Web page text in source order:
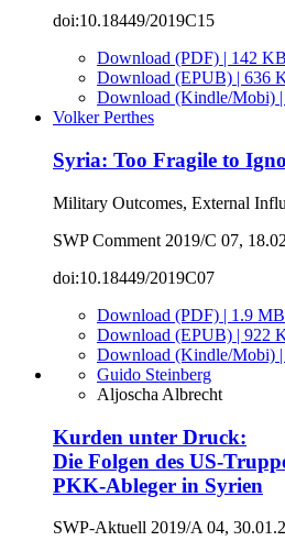
doi:10.18449/2019C15
Download (PDF) | 142 KB
Download (EPUB) | 636
Download (Kindle/Mobi)
Volker Perthes
Syria: Too Fragile to
Military Outcomes, External
SWP Comment 2019/C 07,
doi:10.18449/2019C07
Download (PDF) | 1.9 MB
Download (EPUB) | 922
Download (Kindle/Mobi)
Guido Steinberg
Aljoscha Albrecht
Kurden unter Druck:
Die Folgen des
PKK-Ableger in Syrien
SWP-Aktuell 2019/A 04,